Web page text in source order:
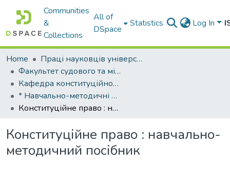
Communities
&
Collections
All of
DSpace
Statistics Log In
Home
Праці науковців університету
Факультет судового та міжнародного права
Кафедра конституційного права
* Навчально-методичні видання кафедри конституційного права
Конституційне право : навчально-методичний посібник
Конституційне право : навчально-
методичний посібник